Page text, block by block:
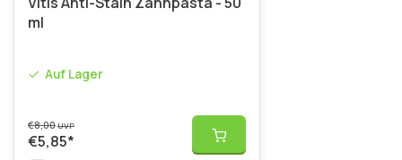
ml
Auf Lager
€8,00UVP
€5,85*